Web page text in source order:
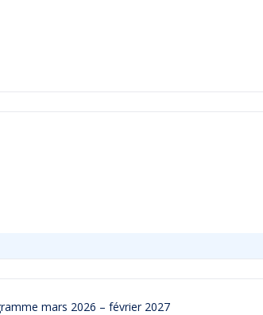
mars 2026 – février 2027